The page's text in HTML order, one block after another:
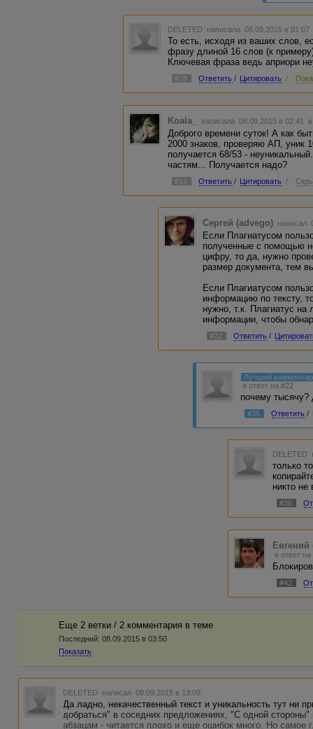
DELETED написала 08.09.2015 в
То есть, исходя из ваших слов,
фразу длиной 16 слов (к
Ключевая фраза ведь априори
#18 Ответить / Цитировать /
Koala_ написала 08.09.2015 в 02:41
Доброго времени суток! А как
2000 знаков, проверяю АП, уник
получается 68/53 -
частям... Получается надо?
#19 Ответить / Цитировать /
Сергей (advego) написал
Если Плагиатусом
полученные с помощью
цифру, то да, нужно
размер документа, тем
Если Плагиатусом
информацию по тексту,
нужно, т.к. Плагиатус на
информации, чтобы
#22 Ответить /
Лучший
в ответ на #22
почему тысячу?
#35 Ответить /
DELETED
только
никто
#36
Евгений
в ответ
#42
Еще 2 ветки / 2 комментария в темe
Последний: 08.09.2015 в 03:50
Показать
DELETED написал 08.09.2015 в 13:09
Да ладно, некачественный текст и уникальность тут ни
добраться" в соседних предложениях, "С одной
абзацам - читается плохо и еще ошибок много. Но самое